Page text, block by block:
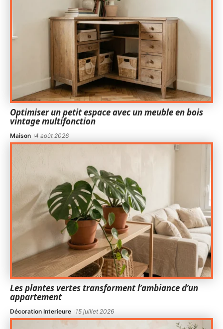
Optimiser un petit espace avec un meuble en bois
vintage multifonction
Maison 4 août 2026
Les plantes vertes transforment l’ambiance d’un
appartement
Décoration Interieure 15 juillet 2026